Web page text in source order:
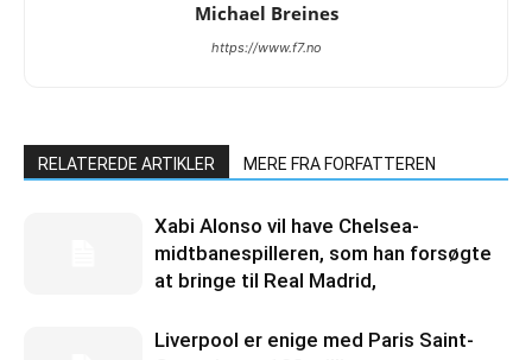
Michael Breines
https://www.f7.no
RELATEREDE ARTIKLER MERE FRA FORFATTEREN
Xabi Alonso vil have Chelsea-
midtbanespilleren, som han forsøgte
at bringe til Real Madrid,
Liverpool er enige med Paris Saint-